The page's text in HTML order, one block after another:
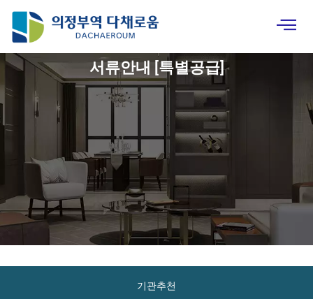
서류안내 [특별공급]
기관추천